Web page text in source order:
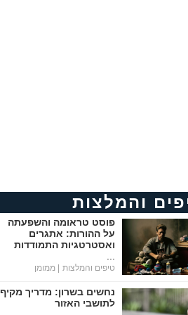
והמלצות
פוסט טראומה והשפעתה
על ההורות: אתגרים
ואסטרטגיות התמודדות
טיפים והמלצות | ממומן
נחשים בשרון: מדריך מקיף
לתושבי האזור